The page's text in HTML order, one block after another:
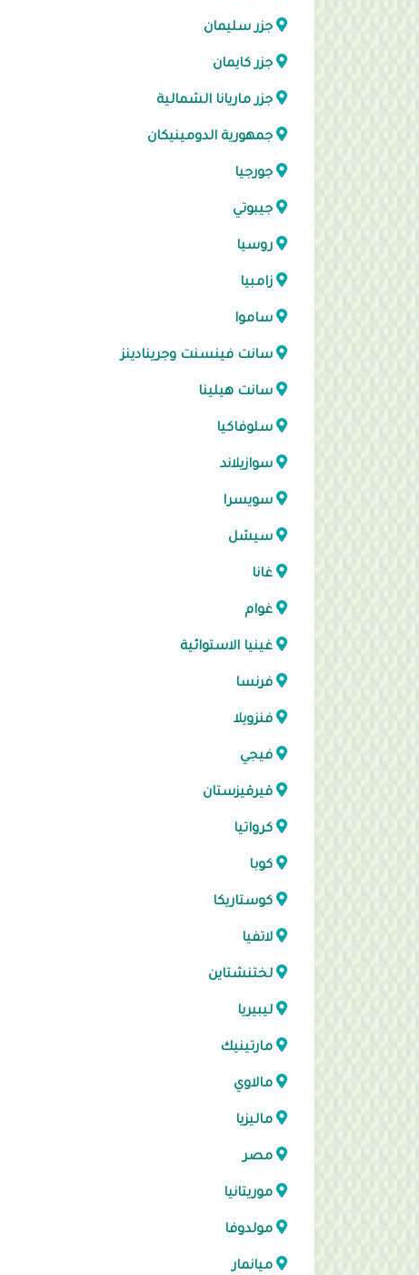
جزر سليمان
جزر كايمان
جزر ماريانا الشمالية
جمهورية الدومينيكان
جورجيا
جيبوتي
روسيا
زامبيا
ساموا
سانت فينسنت وجرينادينز
سانت هيلينا
سلوفاكيا
سوازيلاند
سويسرا
سيشل
غانا
غوام
غينيا الاستوائية
فرنسا
فنزويلا
فيجي
قيرقيزستان
كرواتيا
كوبا
كوستاريكا
لاتفيا
لختنشتاين
ليبيريا
مارتينيك
مالاوي
ماليزيا
مصر
موريتانيا
مولدوفا
ميانمار